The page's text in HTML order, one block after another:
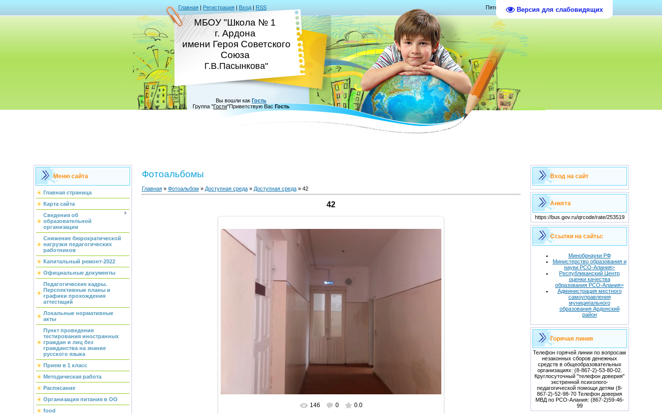
Версия для слабовидящих
Главная | Регистрация | Вход | RSS Пятница, 07.08.2026, 13:24
МБОУ "Школа № 1
г. Ардона
имени Героя Советского
Союза
Г.В.Пасынкова"
Вы вошли как Гость
Группа "Гости"Приветствую Вас Гость
Меню сайта
Главная страница
Карта сайта
Сведения об
образовательной
организации
Снижение бюрократической
нагрузки педагогических
работников
Капитальный ремонт-2022
Официальные документы
Педагогические кадры.
Перспективные планы и
графики прохождения
аттестаций
Локальные нормативные
акты
Пункт проведения
тестирования иностранных
граждан и лиц без
гражданства на знание
русского языка
Прием в 1 класс
Методическая работа
Расписание
Организация питания в ОО
food
Фотоальбомы
Главная» Фотоальбом » Доступная среда» Доступная среда» 42
42
146 0 0.0
Вход на сайт
Анкета
https://bus.gov.ru/qrcode/rate/253519
Ссылки на сайты:
Минобрнауки РФ
Министерство образования и
науки РСО-Алания>
Республиканский Центр
оценки качества
образования РСО-Алания>
Администрация местного
самоуправления
муниципального
образования Ардонский
район
Горячая линия
Телефон горячей линии по вопросам
незаконных сборов денежных
средств в общеобразовательных
организациях: (8-867-2)-53-80-02.
Круглосуточный "телефон доверия"
экстренной психолого-
педагогической помощи детям (8-
867-2)-52-98-70 Телефон доверия
МВД по РСО-Алания: (867-2)59-46-
99